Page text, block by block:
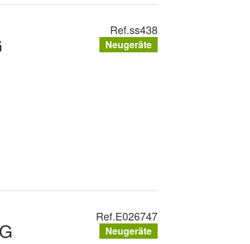
Ref.ss438
Neugeräte
Ref.E026747
Neugeräte